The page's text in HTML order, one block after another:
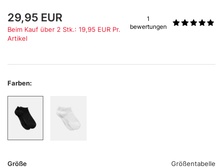
29,95 EUR
Beim Kauf über 2 Stk.: 19,95 EUR Pr.
Artikel
1
bewertungen
Farben:
Größe Größentabelle